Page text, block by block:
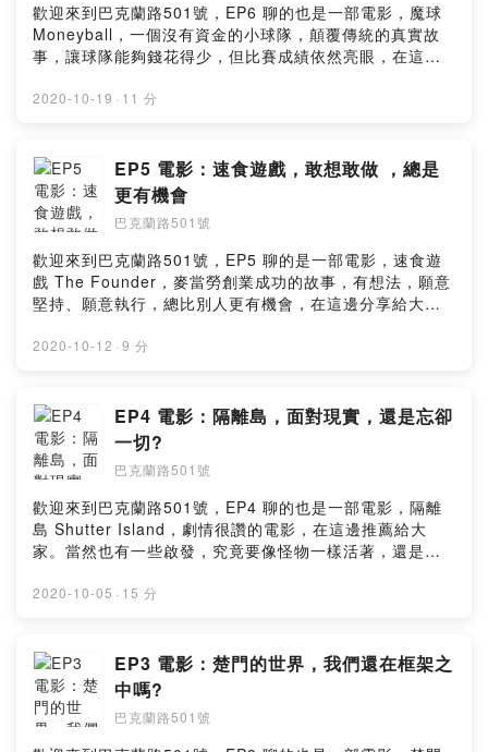
歡迎來到巴克蘭路501號，EP6 聊的也是一部電影，魔球
Moneyball，一個沒有資金的小球隊，顛覆傳統的真實故
事，讓球隊能夠錢花得少，但比賽成績依然亮眼，在這邊
-----IG：https://www.instagram.com/501buckland/開
2020-10-19 · 11 分
EP5 電影：速食遊戲，敢想敢做 ，總是
更有機會
巴克蘭路501號
歡迎來到巴克蘭路501號，EP5 聊的是一部電影，速食遊
戲 The Founder，麥當勞創業成功的故事，有想法，願意
堅持、願意執行，總比別人更有機會，在這邊分享給大
https://www.instagram.com/501buckland/開頭配樂：
2020-10-12 · 9 分
EP4 電影：隔離島，面對現實，還是忘卻
一切?
巴克蘭路501號
歡迎來到巴克蘭路501號，EP4 聊的也是一部電影，隔離
島 Shutter Island，劇情很讚的電影，在這邊推薦給大
家。當然也有一些啟發，究竟要像怪物一樣活著，還是像
----------IG：
Nature Of Daylight"
2020-10-05 · 15 分
EP3 電影：楚門的世界，我們還在框架之
中嗎?
巴克蘭路501號